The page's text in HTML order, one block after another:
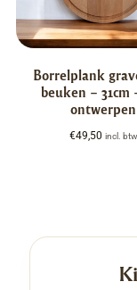
Borrelplank
beuken – 31cm
ontwerpen
€49,50 incl. btw